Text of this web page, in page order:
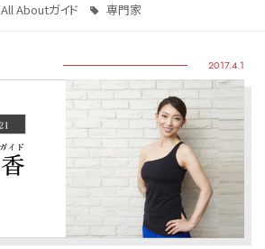
All Aboutガイド 専門家
2017.4.1